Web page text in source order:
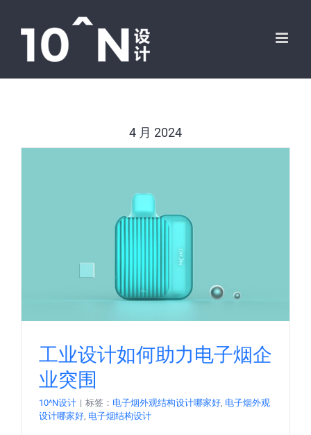
4 月 2024
工业设计如何助力电子烟企
业突围
10^N设计 | 标签： 电子烟外观结构设计哪家好 电子烟外观
设计哪家好 电子烟结构设计